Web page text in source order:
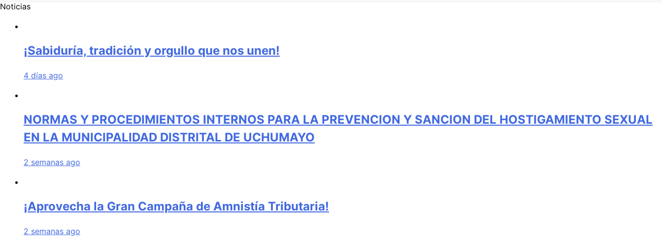
Noticias
¡Sabiduría, tradición y orgullo que nos unen!
4 días ago
NORMAS Y PROCEDIMIENTOS INTERNOS PARA LA PREVENCION Y SANCION DEL HOSTIGAMIENTO SEXUAL
EN LA MUNICIPALIDAD DISTRITAL DE UCHUMAYO
2 semanas ago
¡Aprovecha la Gran Campaña de Amnistía Tributaria!
2 semanas ago